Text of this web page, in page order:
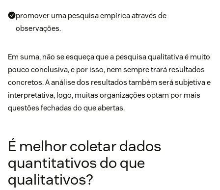
promover uma pesquisa empírica através de
observações.
Em suma, não se esqueça que a pesquisa qualitativa é muito
pouco conclusiva, e por isso, nem sempre trará resultados
concretos. A análise dos resultados também será subjetiva e
interpretativa, logo, muitas organizações optam por mais
questões fechadas do que abertas.
É melhor coletar dados
quantitativos do que
qualitativos?